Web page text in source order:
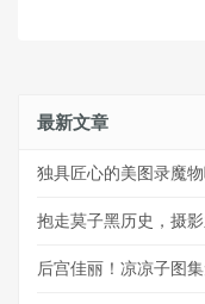
最新文章
独具匠心的美图录魔
抱走莫子黑历史，摄影
后宫佳丽！凉凉子图